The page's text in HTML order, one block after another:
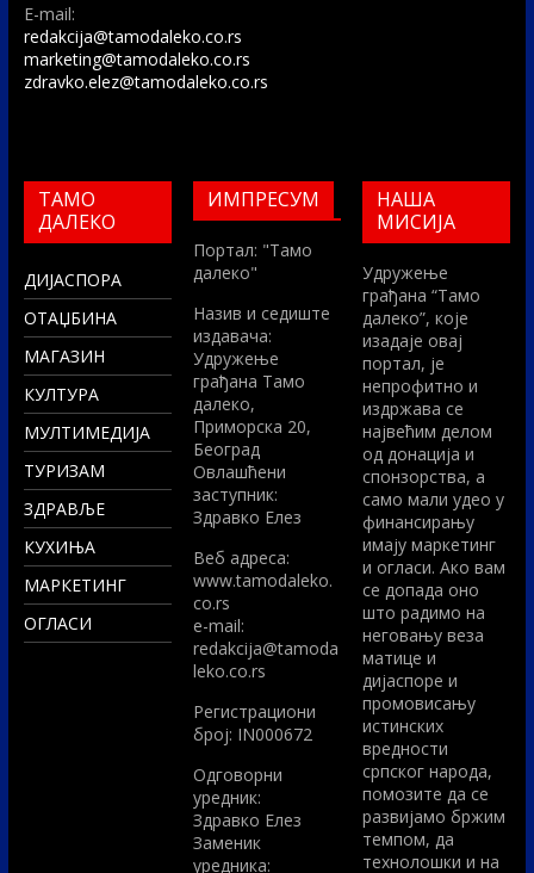
E-mail:
redakcija@tamodaleko.co.rs
marketing@tamodaleko.co.rs
zdravko.elez@tamodaleko.co.rs
ТАМО
ДАЛЕКО
ДИЈАСПОРА
ОТАЏБИНА
МАГАЗИН
КУЛТУРА
МУЛТИМЕДИЈА
ТУРИЗАМ
ЗДРАВЉЕ
КУХИЊА
МАРКЕТИНГ
ОГЛАСИ
ИМПРЕСУМ
Портал: "Тамо
далеко"
Назив и седиште
издавача:
Удружење
грађана Тамо
далеко,
Приморска 20,
Београд
Овлашћени
заступник:
Здравко Елез
Вeб адреса:
www.tamodaleko.
co.rs
e-mail:
redakcija@tamoda
leko.co.rs
Регистрациони
број: IN000672
Одговорни
уредник:
Здравко Елез
Заменик
уредника:
НАША
МИСИЈА
Удружење
грађана “Тамо
далеко”, које
изадаје овај
портал, је
непрофитно и
издржава се
највећим делом
од донација и
спонзорства, а
само мали удео у
финансирању
имају маркетинг
и огласи. Ако вам
се допада оно
што радимо на
неговању веза
матице и
дијаспоре и
промовисању
истинских
вредности
српског народа,
помозите да се
развијамо бржим
темпом, да
технолошки и на